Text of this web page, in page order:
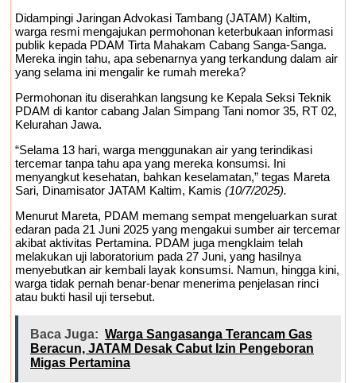
Didampingi Jaringan Advokasi Tambang (JATAM) Kaltim,
warga resmi mengajukan permohonan keterbukaan informasi
publik kepada PDAM Tirta Mahakam Cabang Sanga-Sanga.
Mereka ingin tahu, apa sebenarnya yang terkandung dalam air
yang selama ini mengalir ke rumah mereka?
Permohonan itu diserahkan langsung ke Kepala Seksi Teknik
PDAM di kantor cabang Jalan Simpang Tani nomor 35, RT 02,
Kelurahan Jawa.
“Selama 13 hari, warga menggunakan air yang terindikasi
tercemar tanpa tahu apa yang mereka konsumsi. Ini
menyangkut kesehatan, bahkan keselamatan,” tegas Mareta
Sari, Dinamisator JATAM Kaltim, Kamis (10/7/2025).
Menurut Mareta, PDAM memang sempat mengeluarkan surat
edaran pada 21 Juni 2025 yang mengakui sumber air tercemar
akibat aktivitas Pertamina. PDAM juga mengklaim telah
melakukan uji laboratorium pada 27 Juni, yang hasilnya
menyebutkan air kembali layak konsumsi. Namun, hingga kini,
warga tidak pernah benar-benar menerima penjelasan rinci
atau bukti hasil uji tersebut.
Baca Juga: Warga Sangasanga Terancam Gas
Beracun, JATAM Desak Cabut Izin Pengeboran
Migas Pertamina